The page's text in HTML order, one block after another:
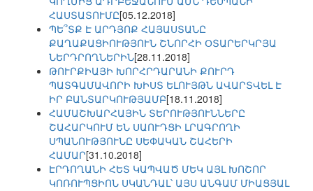
ՀԱՍՏԱՏՈՒՄԸ[05.12.2018]
ՊԵ՞ՏՔ Է ԱՐԴՅՈՔ ՀԱՅԱՍՏԱՆԸ
ՔԱՂԱՔԱՑԻՈՒԹՅՈՒՆ ՇՆՈՐՀԻ ՕՏԱՐԵՐԿՐՅԱ
ՆԵՐԴՐՈՂՆԵՐԻՆ[28.11.2018]
ԹՈՒՐՔԻԱՅԻ ԽՈՐՀՐԴԱՐԱՆԻ ՔՈՒՐԴ
ՊԱՏԳԱՄԱՎՈՐԻ ԽԻՍՏ ԵԼՈՒՅԹՆ ԱՎԱՐՏՎԵԼ Է
ԻՐ ԲԱՆՏԱՐԿՈՒԹՅԱՄԲ[18.11.2018]
ՀԱՄԱՇԽԱՐՀԱՅԻՆ ՏԵՐՈՒԹՅՈՒՆՆԵՐԸ
ՇԱՀԱՐԿՈՒՄ ԵՆ ՍԱՈՒԴՑԻ ԼՐԱԳՐՈՂԻ
ՍՊԱՆՈՒԹՅՈՒՆԸ ՍԵՓԱԿԱՆ ՇԱՀԵՐԻ
ՀԱՄԱՐ[31.10.2018]
ԷՐԴՈՂԱՆԻ ՀԵՏ ԿԱՊՎԱԾ ՄԵԿ ԱՅԼ ԽՈՇՈՐ
ԿՈՌՈՒՊՑԻՈՆ ՍԿԱՆԴԱԼ՝ ԱՅՍ ԱՆԳԱՄ ՄԻԱՑՅԱԼ